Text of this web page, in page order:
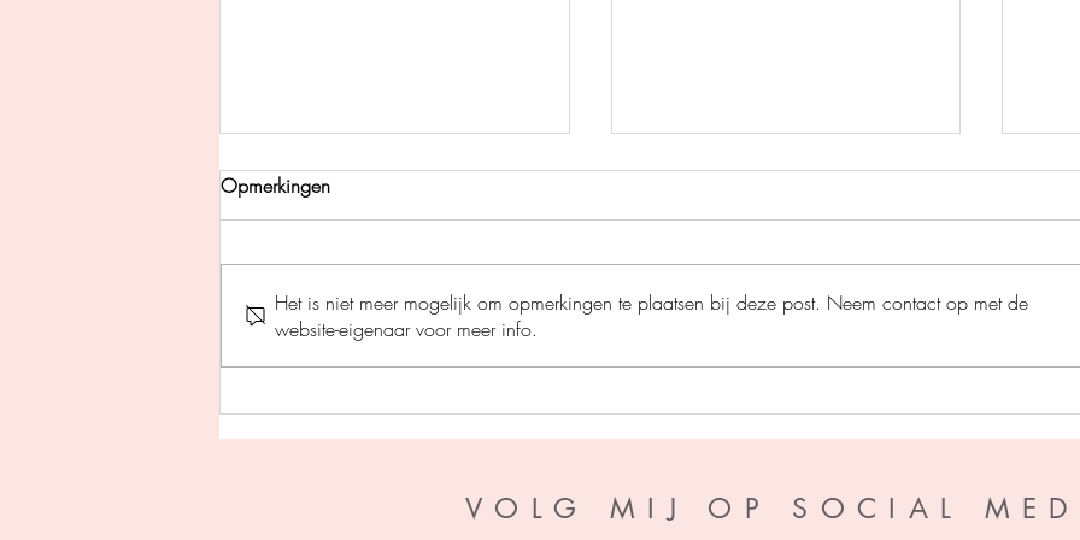
Pil des doods - Gerard
A war of Wyverns - S.F.
Opmerkingen
Het is niet meer mogelijk om opmerkingen te plaatsen bij deze post. Neem contact op met de
website-eigenaar voor meer info.
VOLG MIJ OP SOCIAL